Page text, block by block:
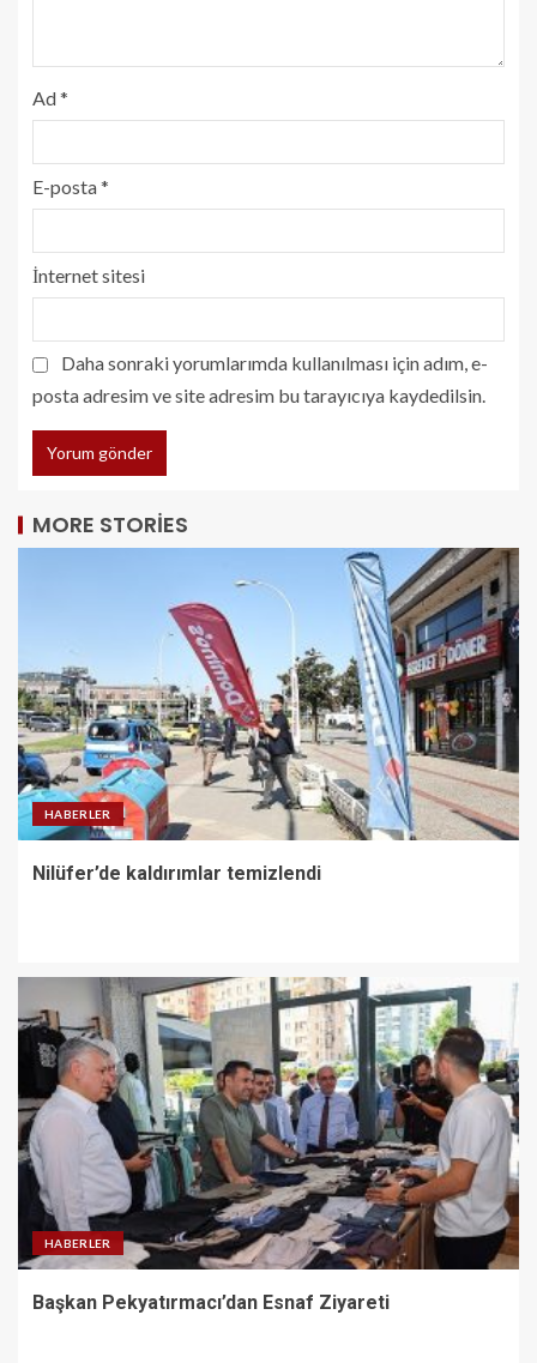
Ad*
E-posta*
İnternet sitesi
Daha sonraki yorumlarımda kullanılması için adım, e-
posta adresim ve site adresim bu tarayıcıya kaydedilsin.
MORE STORIES
HABERLER
Nilüfer’de kaldırımlar temizlendi
HABERLER
Başkan Pekyatırmacı’dan Esnaf Ziyareti